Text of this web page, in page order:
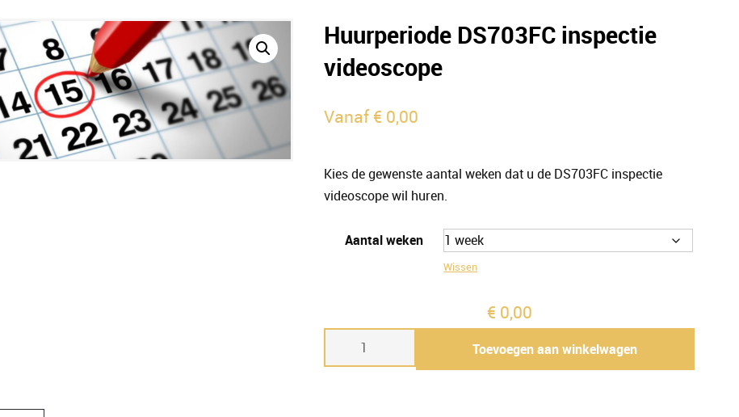
Huurperiode DS703FC inspectie
videoscope
Vanaf€ 0,00
Kies de gewenste aantal weken dat u de DS703FC inspectie
videoscope wil huren.
Aantal weken
Wissen
€ 0,00
Toevoegen aan winkelwagen